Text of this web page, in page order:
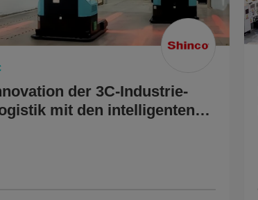
der 3C-Industrie-
mit den intelligenten